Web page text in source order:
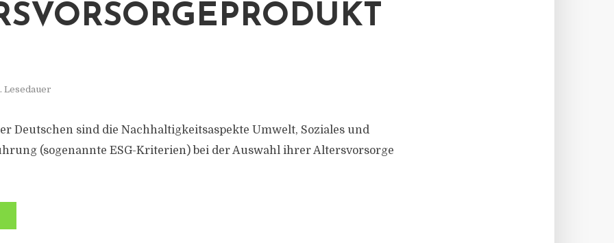
Lesedauer
Deutschen sind die Nachhaltigkeitsaspekte Umwelt, Soziales und
(sogenannte ESG-Kriterien) bei der Auswahl ihrer Altersvorsorge